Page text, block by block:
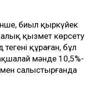
биыл қыркүйек
қызмет көрсету
құраған, бұл
мәнде 10,5%-
салыстырғанда